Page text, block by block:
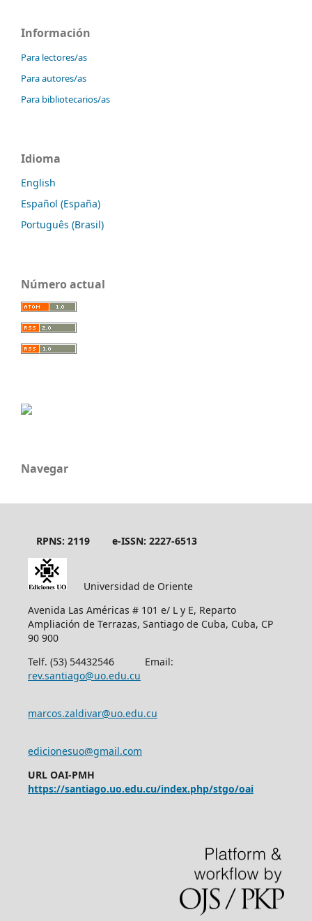
Información
Para lectores/as
Para autores/as
Para bibliotecarios/as
Idioma
English
Español (España)
Português (Brasil)
Número actual
Navegar
RPNS: 2119 e-ISSN: 2227-6513
Universidad de Oriente
Avenida Las Américas # 101 e/ L y E, Reparto
Ampliación de Terrazas, Santiago de Cuba, Cuba, CP
90 900
Telf. (53) 54432546 Email:
rev.santiago@uo.edu.cu
marcos.zaldivar@uo.edu.cu
edicionesuo@gmail.com
URL OAI-PMH
https://santiago.uo.edu.cu/index.php/stgo/oai